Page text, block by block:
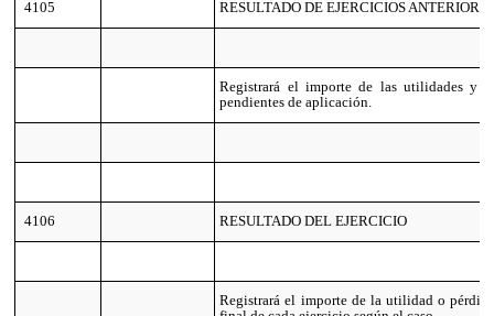
4105 RESULTADO DE EJERCICIOS
Registrará el importe de las utilidades y
pendientes de aplicación.
4106 RESULTADO DEL EJERCICIO
Registrará el importe de la utilidad o